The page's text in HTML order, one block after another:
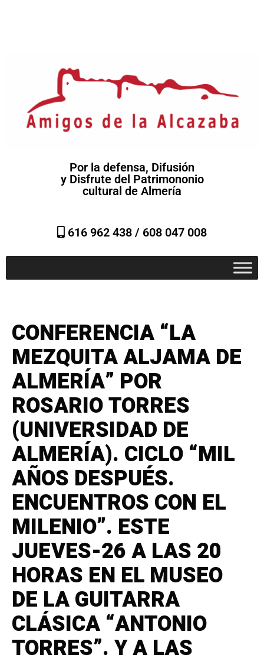
Por la defensa, Difusión
y Disfrute del Patrimononio
cultural de Almería
616 962 438 / 608 047 008
CONFERENCIA “LA
MEZQUITA ALJAMA DE
ALMERÍA” POR
ROSARIO TORRES
(UNIVERSIDAD DE
ALMERÍA). CICLO “MIL
AÑOS DESPUÉS.
ENCUENTROS CON EL
MILENIO”. ESTE
JUEVES-26 A LAS 20
HORAS EN EL MUSEO
DE LA GUITARRA
CLÁSICA “ANTONIO
TORRES”. Y A LAS